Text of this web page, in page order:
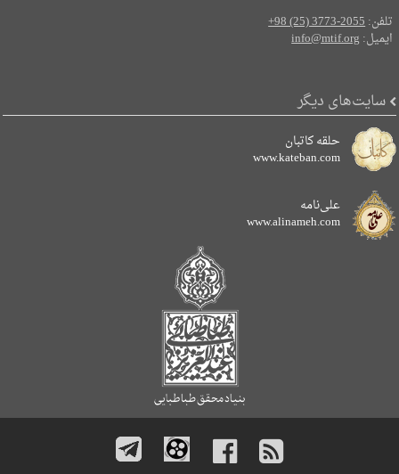
تلفن:+98 (25) 3773-2055
ایمیل:info@mtif.org
سایت‌های دیگر
حلقه کاتبان
www.kateban.com
علی‌نامه
www.alinameh.com